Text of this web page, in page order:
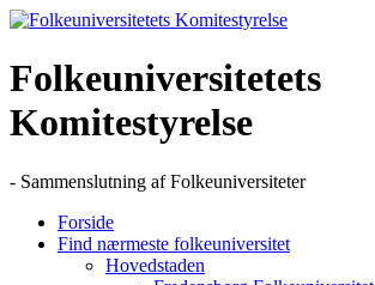
Skip
content
Folkeuniversitetets
Komitestyrelse
- Sammenslutning af Folkeuniversiteter
Forside
Find nærmeste folkeuniversitet
Hovedstaden